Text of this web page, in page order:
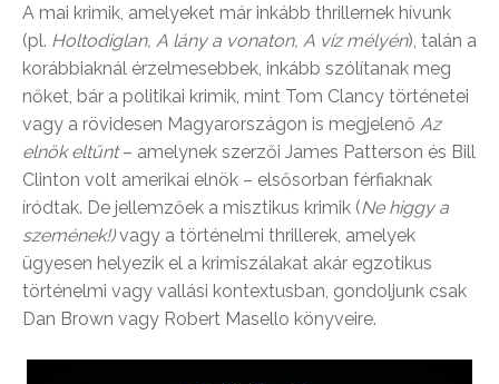
A mai krimik, amelyeket már inkább thrillernek hívunk
(pl. Holtodiglan, A lány a vonaton, A víz mélyén), talán a
korábbiaknál érzelmesebbek, inkább szólítanak meg
nőket, bár a politikai krimik, mint Tom Clancy történetei
vagy a rövidesen Magyarországon is megjelenő Az
elnök eltűnt– amelynek szerzői James Patterson és Bill
Clinton volt amerikai elnök – elsősorban férfiaknak
íródtak. De jellemzőek a misztikus krimik (Ne higgy a
szemének!)vagy a történelmi thrillerek, amelyek
ügyesen helyezik el a krimiszálakat akár egzotikus
történelmi vagy vallási kontextusban, gondoljunk csak
Dan Brown vagy Robert Masello könyveire.